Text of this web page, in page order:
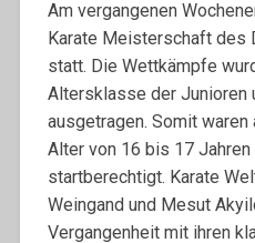
Am vergangenen
Karate Meisterschaft des
statt. Die Wettkämpfe
Altersklasse der Junioren
ausgetragen. Somit
Alter von 16 bis 17
startberechtigt. Karate
Weingand und Mesut
Vergangenheit mit ihren